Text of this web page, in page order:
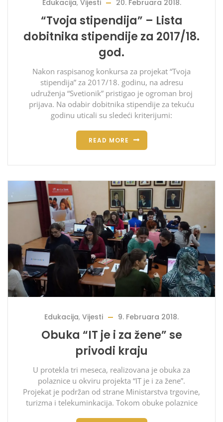
Edukacija, Vijesti 20. Februara 2018.
“Tvoja stipendija” – Lista
dobitnika stipendije za 2017/18.
god.
Nakon raspisanog konkursa za projekat “Tvoja
stipendija” za 2017/18. godinu, na adresu
udruženja “Svetionik” pristigao je ogroman broj
prijava. Na odabir dobitnika stipendije za tekuću
godinu uticali su sledeći kriterijumi:
READ MORE
Edukacija, Vijesti 9. Februara 2018.
Obuka “IT je i za žene” se
privodi kraju
U protekla tri meseca, realizovana je obuka za
polaznice u okviru projekta “IT je i za žene”.
Projekat je podržan od strane Ministarstva trgovine,
turizma i telekuminkacija. Tokom obuke polaznice